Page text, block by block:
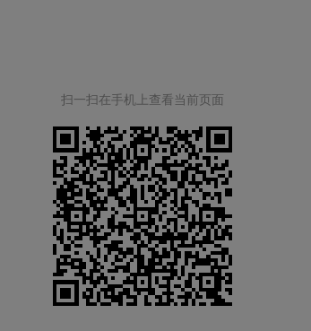
扫一扫在手机上查看当前页面